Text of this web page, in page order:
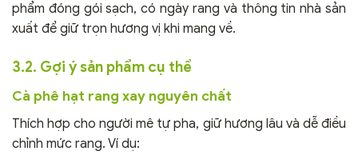
phẩm đóng gói sạch, có ngày rang và thông tin nhà sản
xuất để giữ trọn hương vị khi mang về.
3.2. Gợi ý sản phẩm cụ thể
Cà phê hạt rang xay nguyên chất
Thích hợp cho người mê tự pha, giữ hương lâu và dễ điều
chỉnh mức rang. Ví dụ: